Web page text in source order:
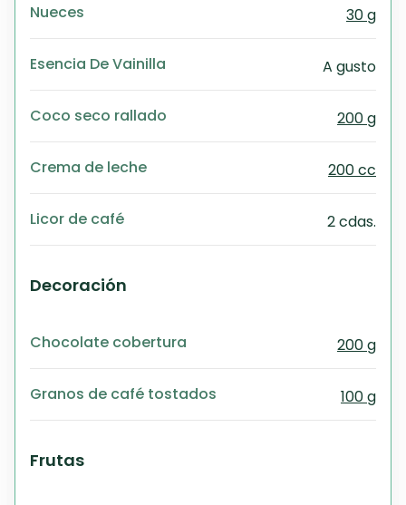
Nueces 30 g
Esencia De Vainilla A gusto
Coco seco rallado 200 g
Crema de leche 200 cc
Licor de café 2 cdas.
Decoración
Chocolate cobertura 200 g
Granos de café tostados 100 g
Frutas